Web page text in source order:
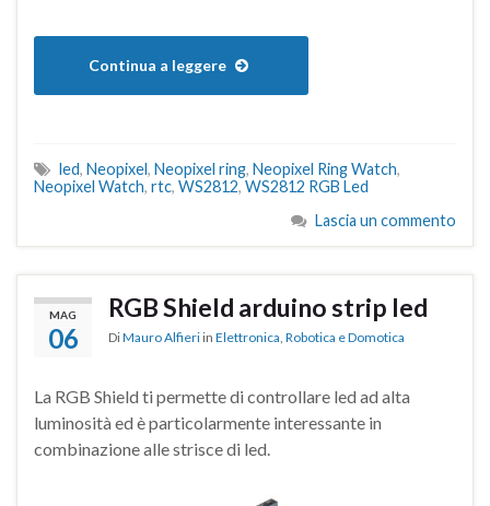
Continua a leggere
led, Neopixel, Neopixel ring, Neopixel Ring Watch,
Neopixel Watch, rtc, WS2812, WS2812 RGB Led
Lascia un commento
MAG
06
RGB Shield arduino strip led
DiMauro Alfieri in Elettronica Robotica e Domotica
La RGB Shield ti permette di controllare led ad alta
luminosità ed è particolarmente interessante in
combinazione alle strisce di led.